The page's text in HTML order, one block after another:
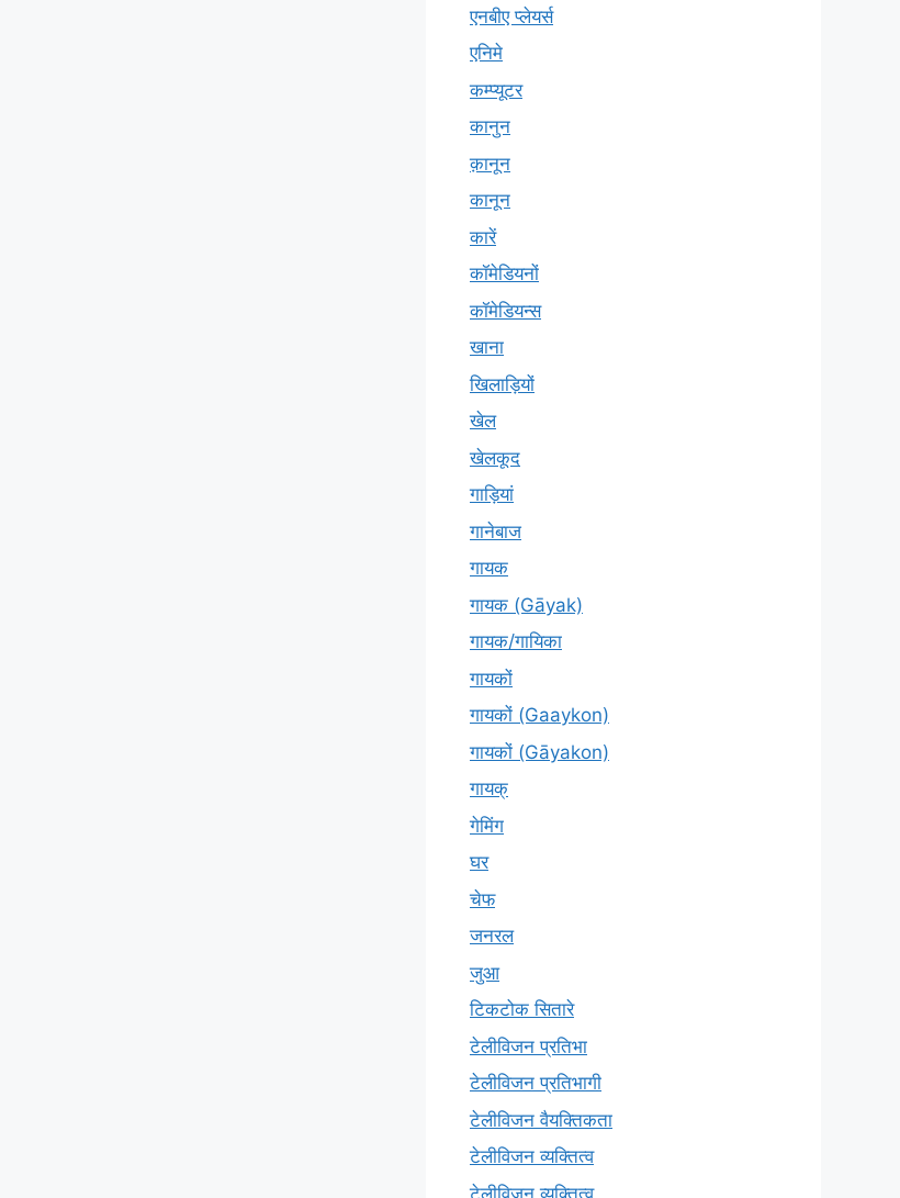
एनबीए प्लेयर्स
एनिमे
कम्प्यूटर
कानुन
क़ानून
कानून
कारें
कॉमेडियनों
कॉमेडियन्स
खाना
खिलाड़ियों
खेल
खेलकूद
गाड़ियां
गानेबाज
गायक
गायक (Gāyak)
गायक/गायिका
गायकों
गायकों (Gaaykon)
गायकों (Gāyakon)
गायक्
गेमिंग
घर
चेफ
जनरल
जुआ
टिकटोक सितारे
टेलीविजन प्रतिभा
टेलीविजन प्रतिभागी
टेलीविजन वैयक्तिकता
टेलीविजन व्यक्तित्व
टेलीविज़न व्यक्तित्व